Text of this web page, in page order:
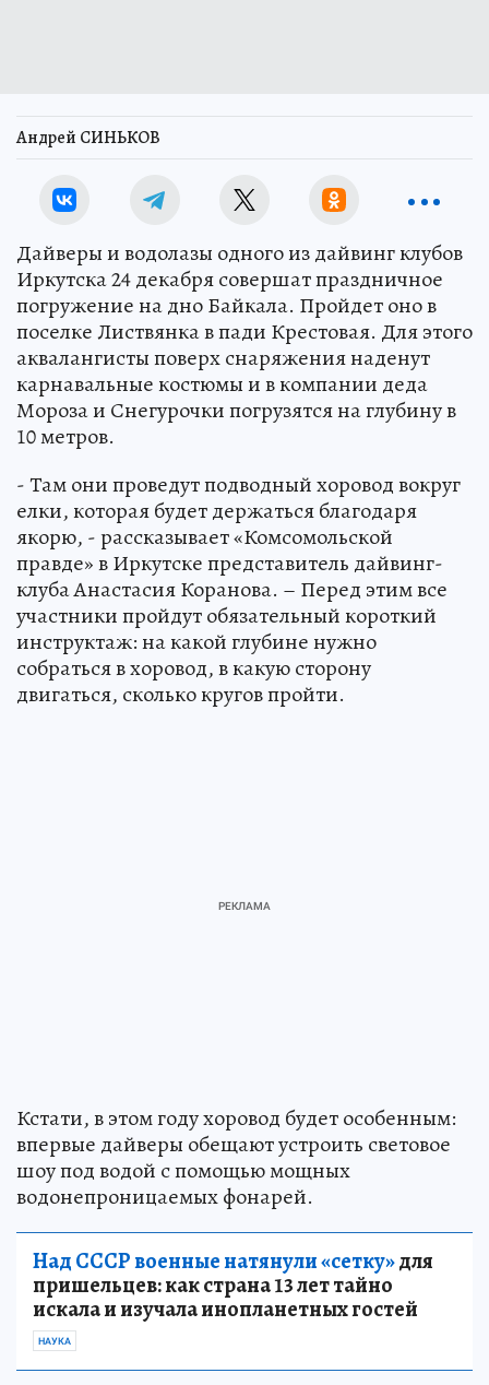
Андрей СИНЬКОВ
Дайверы и водолазы одного из дайвинг клубов
Иркутска 24 декабря совершат праздничное
погружение на дно Байкала. Пройдет оно в
поселке Листвянка в пади Крестовая. Для этого
аквалангисты поверх снаряжения наденут
карнавальные костюмы и в компании деда
Мороза и Снегурочки погрузятся на глубину в
10 метров.
- Там они проведут подводный хоровод вокруг
елки, которая будет держаться благодаря
якорю, - рассказывает «Комсомольской
правде» в Иркутске представитель дайвинг-
клуба Анастасия Коранова. – Перед этим все
участники пройдут обязательный короткий
инструктаж: на какой глубине нужно
собраться в хоровод, в какую сторону
двигаться, сколько кругов пройти.
Кстати, в этом году хоровод будет особенным:
впервые дайверы обещают устроить световое
шоу под водой с помощью мощных
водонепроницаемых фонарей.
Над СССР военные натянули «сетку»для
пришельцев: как страна 13 лет тайно
искала и изучала инопланетных гостей
НАУКА